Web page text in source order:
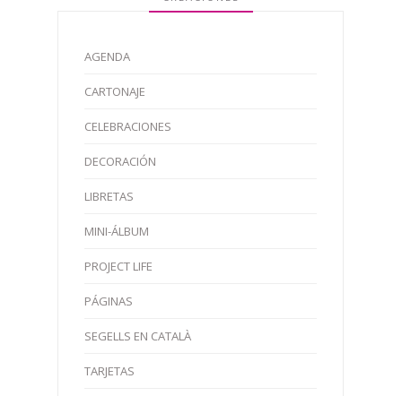
AGENDA
CARTONAJE
CELEBRACIONES
DECORACIÓN
LIBRETAS
MINI-ÁLBUM
PROJECT LIFE
PÁGINAS
SEGELLS EN CATALÀ
TARJETAS